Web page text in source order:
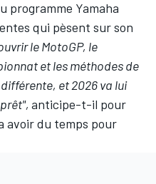
programme Yamaha
qui pèsent sur son
le MotoGP, le
et les méthodes de
et 2026 va lui
anticipe-t-il pour
avoir du temps pour